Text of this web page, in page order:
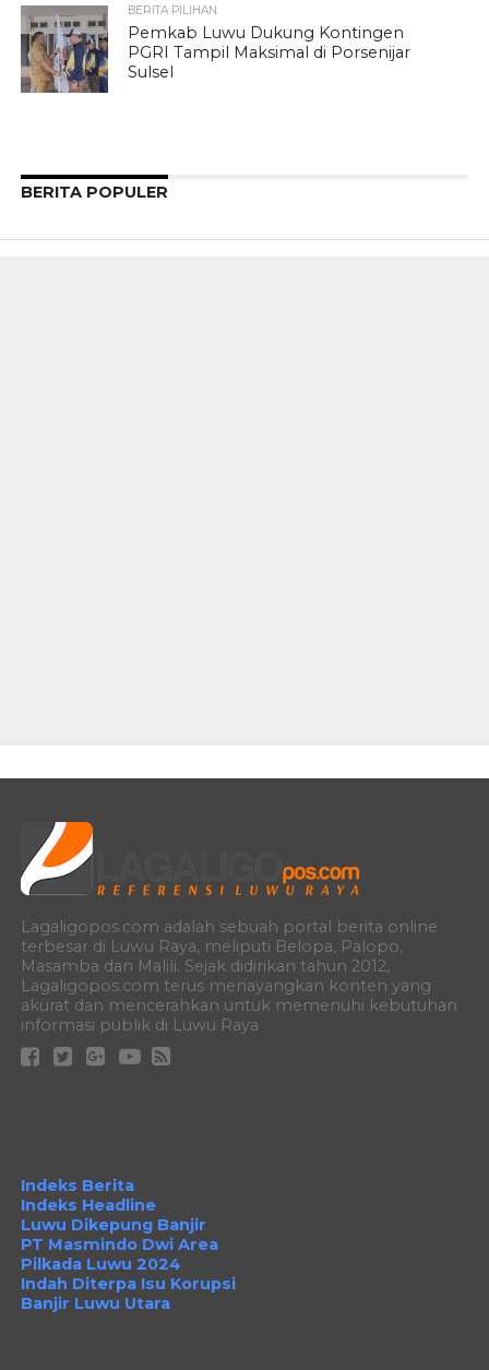
BERITA PILIHAN
Pemkab Luwu Dukung Kontingen
PGRI Tampil Maksimal di Porsenijar
Sulsel
BERITA POPULER
Lagaligopos.com adalah sebuah portal berita online
terbesar di Luwu Raya, meliputi Belopa, Palopo,
Masamba dan Malili. Sejak didirikan tahun 2012,
Lagaligopos.com terus menayangkan konten yang
akurat dan mencerahkan untuk memenuhi kebutuhan
informasi publik di Luwu Raya
Indeks Berita
Indeks Headline
Luwu Dikepung Banjir
PT Masmindo Dwi Area
Pilkada Luwu 2024
Indah Diterpa Isu Korupsi
Banjir Luwu Utara